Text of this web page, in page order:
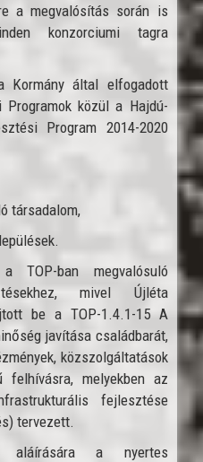
a megvalósítás során is
konzorciumi tagra
Kormány által elfogadott
közül a Hajdú-
Program 2014-2020
társadalom,
TOP-ban megvalósuló
mivel Újléta
be a TOP-1.4.1-15 A
javítása családbarát,
közszolgáltatások
felhívásra, melyekben az
fejlesztése
tervezett.
aláírására a nyertes